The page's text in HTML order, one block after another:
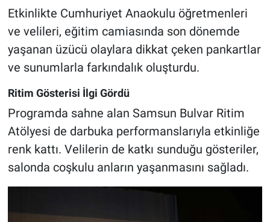
Etkinlikte Cumhuriyet Anaokulu öğretmenleri
ve velileri, eğitim camiasında son dönemde
yaşanan üzücü olaylara dikkat çeken pankartlar
ve sunumlarla farkındalık oluşturdu.
Ritim Gösterisi İlgi Gördü
Programda sahne alan Samsun Bulvar Ritim
Atölyesi de darbuka performanslarıyla etkinliğe
renk kattı. Velilerin de katkı sunduğu gösteriler,
salonda coşkulu anların yaşanmasını sağladı.